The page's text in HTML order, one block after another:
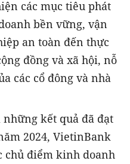
các mục tiêu phát
bền vững, vận
an toàn đến thực
đồng và xã hội, nỗ
các cổ đông và nhà
kết quả đã đạt
2024, VietinBank
chủ điểm kinh doanh